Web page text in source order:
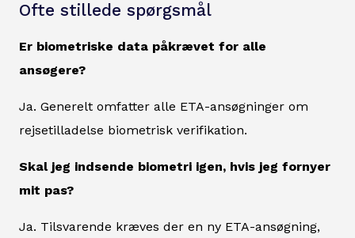
Ofte stillede spørgsmål
Er biometriske data påkrævet for alle
ansøgere?
Ja. Generelt omfatter alle ETA-ansøgninger om
rejsetilladelse biometrisk verifikation.
Skal jeg indsende biometri igen, hvis jeg fornyer
mit pas?
Ja. Tilsvarende kræves der en ny ETA-ansøgning,